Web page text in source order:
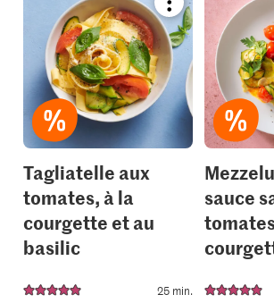
Bookmark
recipe
or
add
it
to
collections.
Tagliatelle aux
tomates, à la
courgette et au
basilic
25 min.
sauce